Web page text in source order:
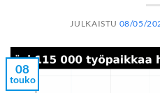
JULKAISTU 08/05/
08
touko